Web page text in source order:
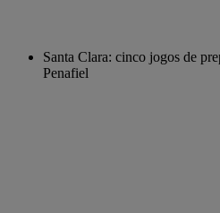
Santa Clara: cinco jogos de
Penafiel